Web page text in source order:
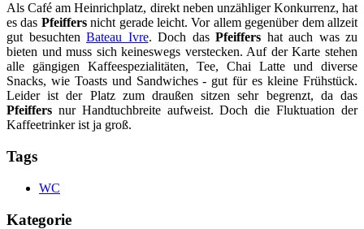
Als Café am Heinrichplatz, direkt neben unzähliger Konkurrenz, hat
es das Pfeiffersnicht gerade leicht. Vor allem gegenüber dem allzeit
gut besuchten Bateau Ivre. Doch das Pfeiffers hat auch was zu
bieten und muss sich keineswegs verstecken. Auf der Karte stehen
alle gängigen Kaffeespezialitäten, Tee, Chai Latte und diverse
Snacks, wie Toasts und Sandwiches - gut für es kleine Frühstück.
Leider ist der Platz zum draußen sitzen sehr begrenzt, da das
Pfeiffers nur Handtuchbreite aufweist. Doch die Fluktuation der
Kaffeetrinker ist ja groß.
Tags
WC
Kategorie